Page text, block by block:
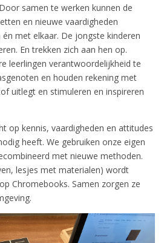
samen te werken kunnen de
en nieuwe vaardigheden
met elkaar. De jongste kinderen
En trekken zich aan hen op.
leerlingen verantwoordelijkheid te
en houden rekening met
uitlegt en stimuleren en inspireren
op kennis, vaardigheden en attitudes
heeft. We gebruiken onze eigen
met nieuwe methoden.
lesjes met materialen) wordt
Chromebooks. Samen zorgen ze